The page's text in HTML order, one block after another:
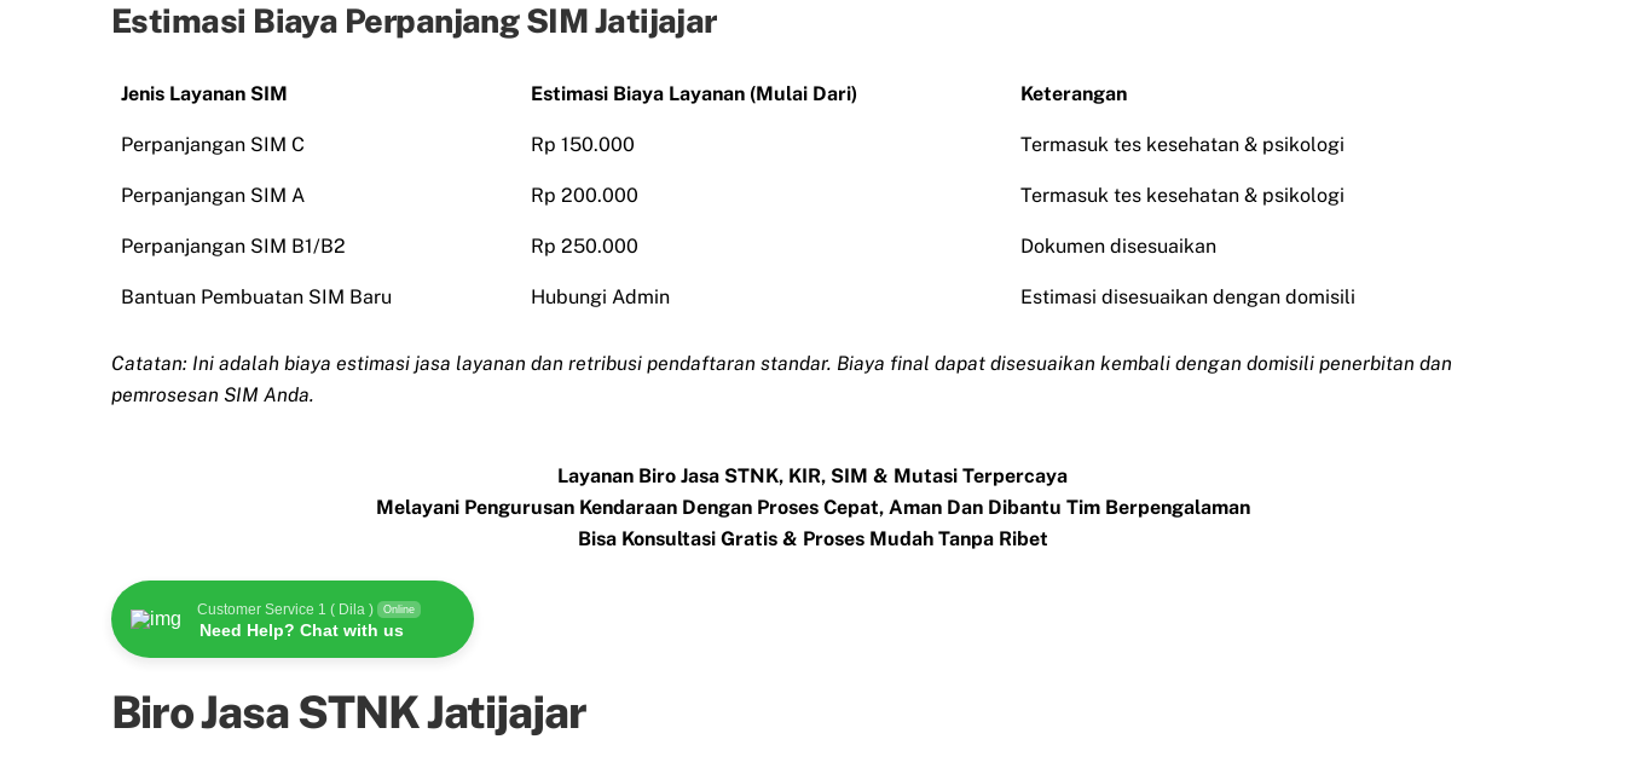
Estimasi Biaya Perpanjang SIM Jatijajar
Jenis Layanan SIM Estimasi Biaya Layanan (Mulai Dari) Keterangan
Perpanjangan SIM C Rp 150.000 Termasuk tes kesehatan & psikologi
Perpanjangan SIM A Rp 200.000 Termasuk tes kesehatan & psikologi
Perpanjangan SIM B1/B2 Rp 250.000 Dokumen disesuaikan
Bantuan Pembuatan SIM Baru Hubungi Admin Estimasi disesuaikan dengan domisili
Catatan: Ini adalah biaya estimasi jasa layanan dan retribusi pendaftaran standar. Biaya final dapat disesuaikan kembali dengan domisili penerbitan dan
pemrosesan SIM Anda.
Layanan Biro Jasa STNK, KIR, SIM & Mutasi Terpercaya
Melayani Pengurusan Kendaraan Dengan Proses Cepat, Aman Dan Dibantu Tim Berpengalaman
Bisa Konsultasi Gratis & Proses Mudah Tanpa Ribet
Customer Service 1 ( Dila ) Online
Need Help? Chat with us
Biro Jasa STNK Jatijajar